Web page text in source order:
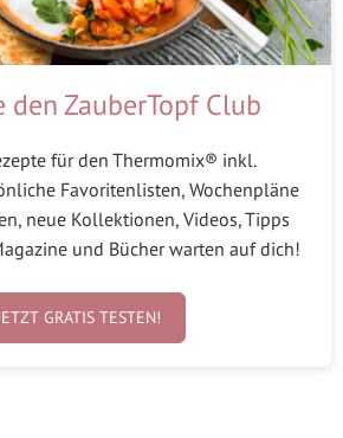
den ZauberTopf Club
für den Thermomix® inkl.
Favoritenlisten, Wochenpläne
neue Kollektionen, Videos, Tipps
und Bücher warten auf dich!
GRATIS TESTEN!